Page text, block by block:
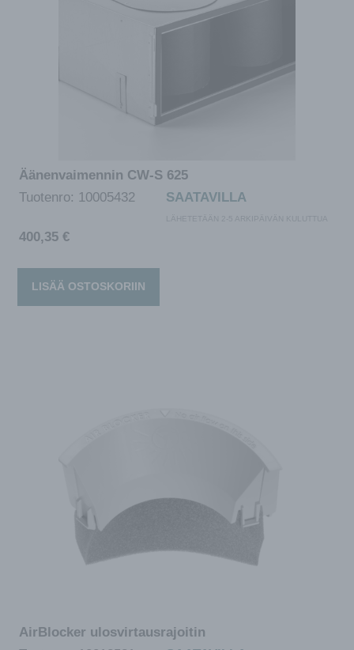
Äänenvaimennin CW-S 625
Tuotenro: 10005432 SAATAVILLA
LÄHETETÄÄN 2-5 ARKIPÄIVÄN KULUTTUA
400,35 €
LISÄÄ OSTOSKORIIN
AirBlocker ulosvirtausrajoitin